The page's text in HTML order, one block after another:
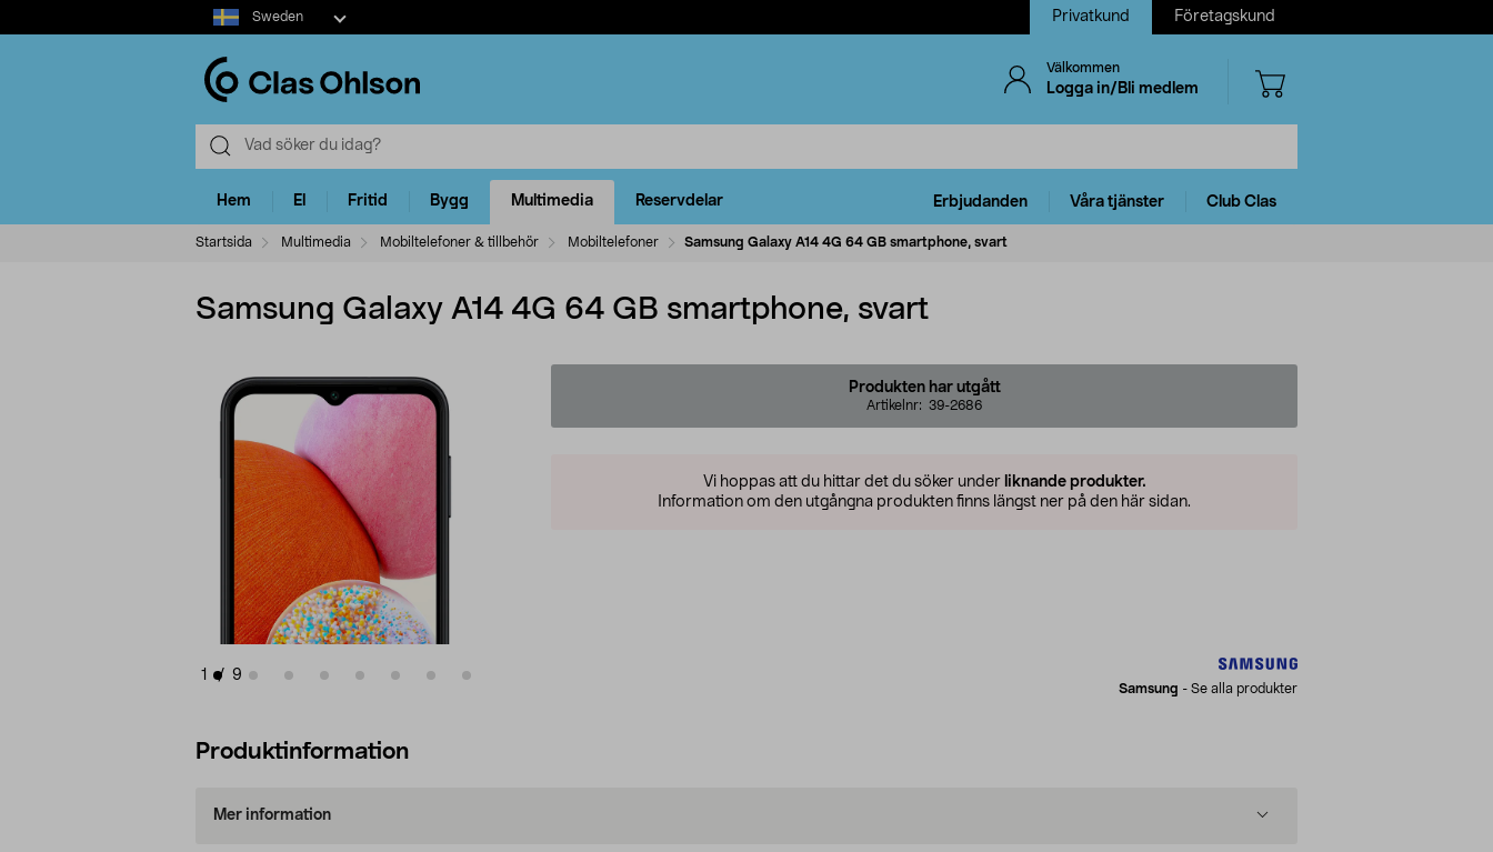
Select
market
Sweden Privatkund Företagskund
Välkommen
Logga in/Bli medlem
Hem El Fritid Bygg Multimedia Reservdelar Erbjudanden Våra tjänster Club Clas
Startsida Multimedia Mobiltelefoner & tillbehör Mobiltelefoner Samsung Galaxy A14 4G 64 GB smartphone, svart
Samsung Galaxy A14 4G 64 GB smartphone, svart
1 / 9
Produkten har utgått
Artikelnr: 39-2686
Vi hoppas att du hittar det du söker under liknande produkter.
Information om den utgångna produkten finns längst ner på den här sidan.
Samsung - Se alla produkter
Produktinformation
Mer information